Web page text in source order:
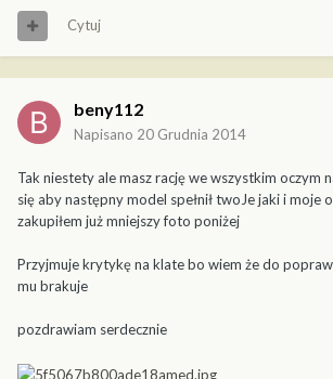
Cytuj
beny112
Napisano 20 Grudnia 2014
Tak niestety ale masz rację we wszystkim oczym
się aby następny model spełnił twoJe jaki i moje
zakupiłem już mniejszy foto poniżej
Przyjmuje krytykę na klate bo wiem że do
mu brakuje
pozdrawiam serdecznie